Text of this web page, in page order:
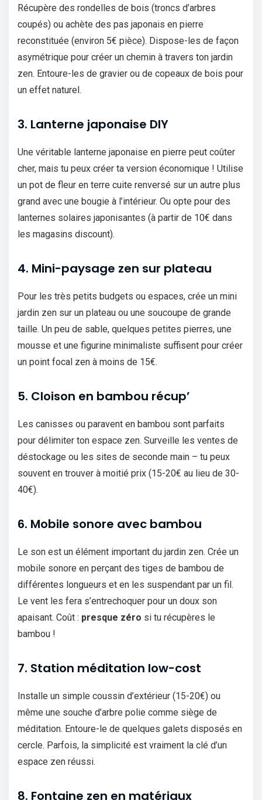
Récupère des rondelles de bois (troncs d’arbres
coupés) ou achète des pas japonais en pierre
reconstituée (environ 5€ pièce). Dispose-les de façon
asymétrique pour créer un chemin à travers ton jardin
zen. Entoure-les de gravier ou de copeaux de bois pour
un effet naturel.
3. Lanterne japonaise DIY
Une véritable lanterne japonaise en pierre peut coûter
cher, mais tu peux créer ta version économique ! Utilise
un pot de fleur en terre cuite renversé sur un autre plus
grand avec une bougie à l’intérieur. Ou opte pour des
lanternes solaires japonisantes (à partir de 10€ dans
les magasins discount).
4. Mini-paysage zen sur plateau
Pour les très petits budgets ou espaces, crée un mini
jardin zen sur un plateau ou une soucoupe de grande
taille. Un peu de sable, quelques petites pierres, une
mousse et une figurine minimaliste suffisent pour créer
un point focal zen à moins de 15€.
5. Cloison en bambou récup’
Les canisses ou paravent en bambou sont parfaits
pour délimiter ton espace zen. Surveille les ventes de
déstockage ou les sites de seconde main – tu peux
souvent en trouver à moitié prix (15-20€ au lieu de 30-
40€).
6. Mobile sonore avec bambou
Le son est un élément important du jardin zen. Crée un
mobile sonore en perçant des tiges de bambou de
différentes longueurs et en les suspendant par un fil.
Le vent les fera s’entrechoquer pour un doux son
apaisant. Coût : presque zéro si tu récupères le
bambou !
7. Station méditation low-cost
Installe un simple coussin d’extérieur (15-20€) ou
même une souche d’arbre polie comme siège de
méditation. Entoure-le de quelques galets disposés en
cercle. Parfois, la simplicité est vraiment la clé d’un
espace zen réussi.
8. Fontaine zen en matériaux